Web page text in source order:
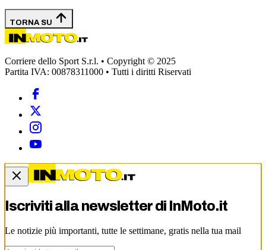
TORNA SU
Corriere dello Sport S.r.l. • Copyright © 2025
Partita IVA: 00878311000 • Tutti i diritti Riservati
Iscriviti alla newsletter di InMoto.it
Le notizie più importanti, tutte le settimane, gratis nella tua mail